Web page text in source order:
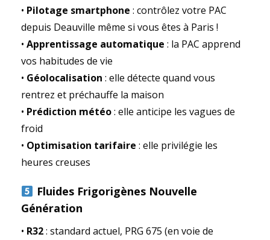
• Pilotage smartphone : contrôlez votre PAC
depuis Deauville même si vous êtes à Paris !
• Apprentissage automatique : la PAC apprend
vos habitudes de vie
• Géolocalisation : elle détecte quand vous
rentrez et préchauffe la maison
• Prédiction météo: elle anticipe les vagues de
froid
• Optimisation tarifaire : elle privilégie les
heures creuses
Fluides Frigorigènes Nouvelle
Génération
• R32: standard actuel, PRG 675 (en voie de